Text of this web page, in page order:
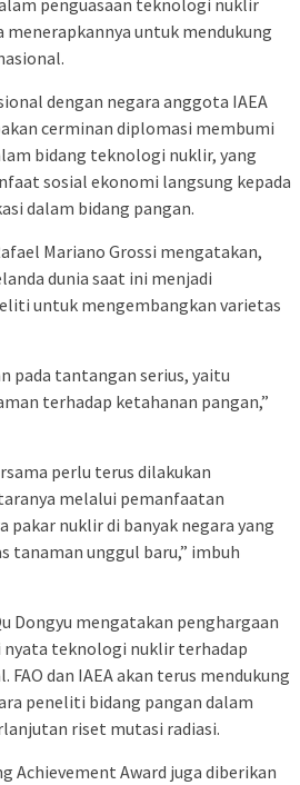
untuk mendukung
dengan negara anggota IAEA
cerminan diplomasi membumi
bidang teknologi nuklir, yang
sosial ekonomi langsung kepada
dalam bidang pangan.
Mariano Grossi mengatakan,
dunia saat ini menjadi
untuk mengembangkan varietas
pada tantangan serius, yaitu
terhadap ketahanan pangan,”
perlu terus dilakukan
melalui pemanfaatan
nuklir di banyak negara yang
tanaman unggul baru,” imbuh
Dongyu mengatakan penghargaan
teknologi nuklir terhadap
dan IAEA akan terus mendukung
peneliti bidang pangan dalam
riset mutasi radiasi.
Achievement Award juga diberikan